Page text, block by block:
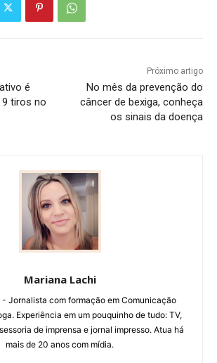
é
tiros no
Próximo artigo
No mês da prevenção do
câncer de bexiga, conheça
os sinais da doença
Mariana Lachi
Jornalista com formação em Comunicação
Experiência em um pouquinho de tudo: TV,
de imprensa e jornal impresso. Atua há
mais de 20 anos com mídia.